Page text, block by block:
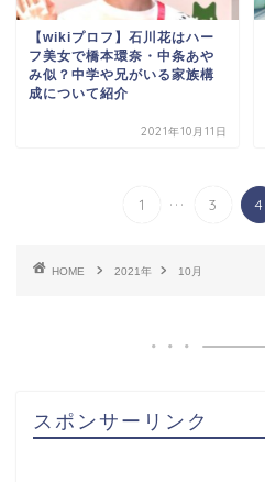
【wikiプロフ】石川花はハー
フ美女で橋本環奈・中条あや
み似？中学や兄がいる家族構
成について紹介
2021年10月11日
1 ... 3 4
HOME 2021年 10月
スポンサーリンク